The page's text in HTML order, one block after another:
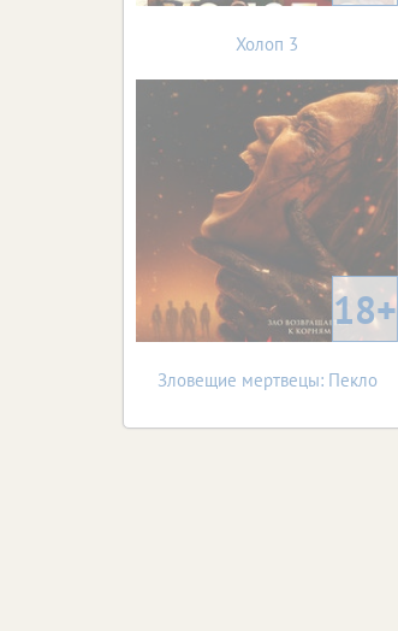
Холоп 3
18+
Зловещие мертвецы: Пекло